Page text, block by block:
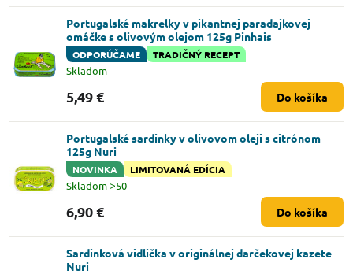
Portugalské makrelky v pikantnej paradajkovej
omáčke s olivovým olejom 125g Pinhais
ODPORÚČAME TRADIČNÝ RECEPT
Skladom
5,49 € Do košíka
Portugalské sardinky v olivovom oleji s citrónom
125g Nuri
NOVINKA LIMITOVANÁ EDÍCIA
Skladom ˃50
6,90 € Do košíka
Sardinková vidlička v originálnej darčekovej kazete
Nuri